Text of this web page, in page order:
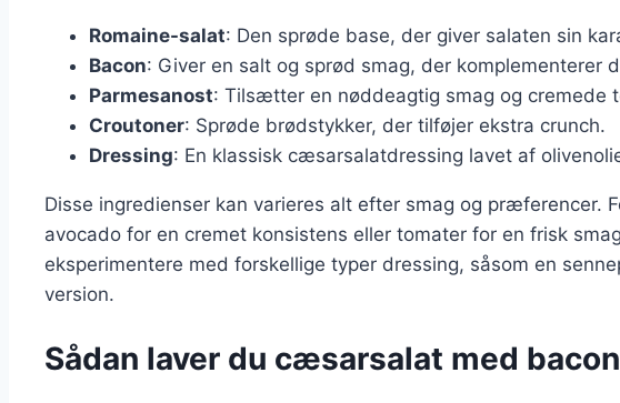
Romaine-salat: Den sprøde base, der giver salaten sin
Bacon: Giver en salt og sprød smag, der komplementerer
Parmesanost: Tilsætter en nøddeagtig smag og cremede
Croutoner: Sprøde brødstykker, der tilføjer ekstra crunch.
Dressing: En klassisk cæsarsalatdressing lavet af
Disse ingredienser kan varieres alt efter smag og præferencer.
avocado for en cremet konsistens eller tomater for en frisk
eksperimentere med forskellige typer dressing, såsom en
version.
Sådan laver du cæsarsalat med